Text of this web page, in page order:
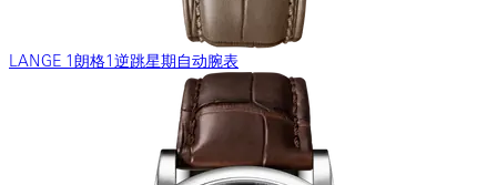
LANGE 1朗格1逆跳星期自动腕表